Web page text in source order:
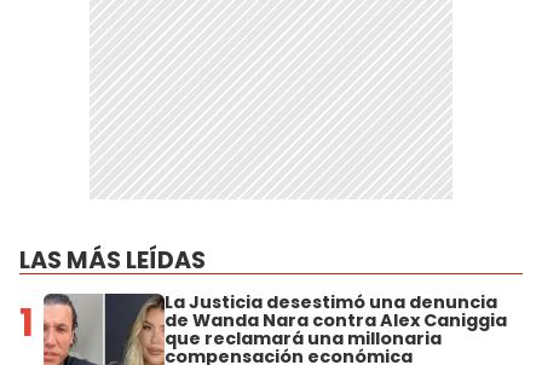
LAS MÁS LEÍDAS
1 La Justicia desestimó una denuncia
de Wanda Nara contra Alex Caniggia
que reclamará una millonaria
compensación económica